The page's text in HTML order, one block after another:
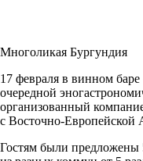
Многоликая Бургундия
17 февраля в винном баре
очередной
организованный
с Восточно-Европейской
Гостям были предложены